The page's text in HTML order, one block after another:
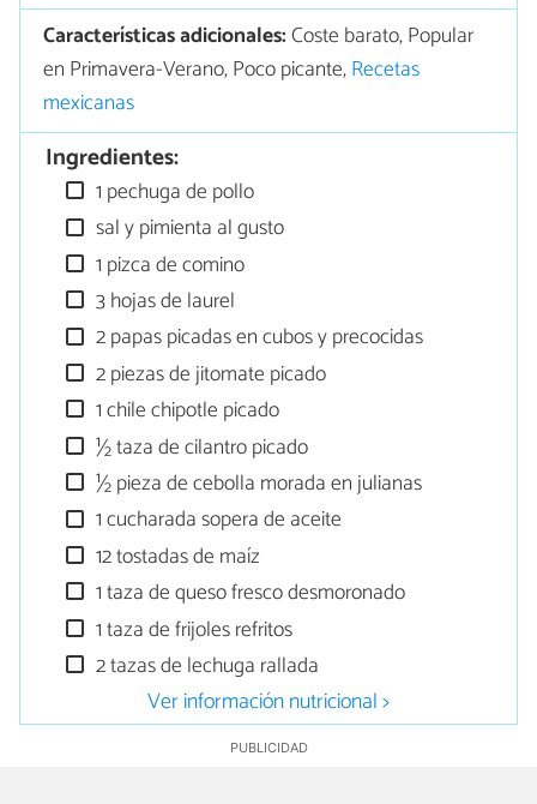
Características adicionales:Coste barato, Popular
en Primavera-Verano, Poco picante,Recetas
mexicanas
Ingredientes:
1 pechuga de pollo
sal y pimienta al gusto
1 pizca de comino
3 hojas de laurel
2 papas picadas en cubos y precocidas
2 piezas de jitomate picado
1 chile chipotle picado
½ taza de cilantro picado
½ pieza de cebolla morada en julianas
1 cucharada sopera de aceite
12 tostadas de maíz
1 taza de queso fresco desmoronado
1 taza de frijoles refritos
2 tazas de lechuga rallada
Ver información nutricional >